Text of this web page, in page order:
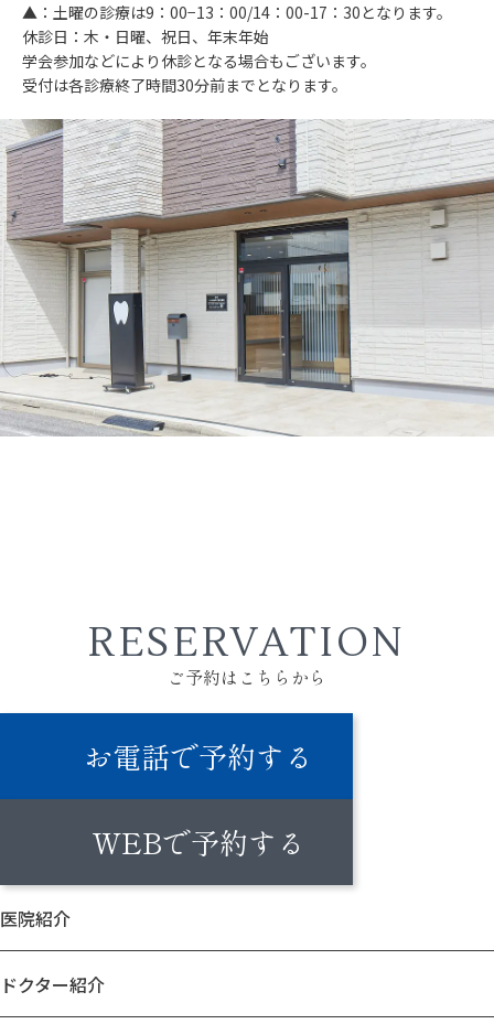
▲：土曜の診療は9：00−13：00/14：00-17：30となります。
休診日：木・日曜、祝日、年末年始
学会参加などにより休診となる場合もございます。
受付は各診療終了時間30分前までとなります。
RESERVATION
ご予約はこちらから
お電話で予約する
WEBで予約する
医院紹介
ドクター紹介